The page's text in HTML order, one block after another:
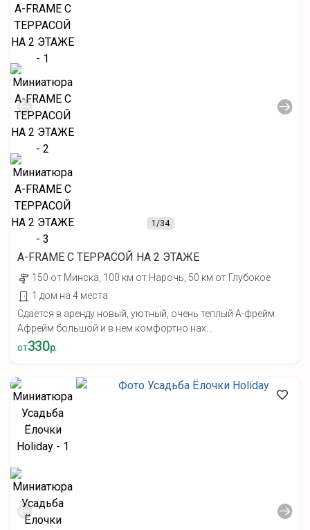
1/34
А-FRAME С ТЕРРАСОЙ НА 2 ЭТАЖЕ
150 от Минска, 100 км от Нарочь, 50 км от Глубокое
1 дом на 4 места
Сдаётся в аренду новый, уютный, очень теплый А-фрейм.
Афрейм большой и в нем комфортно нах...
от330р.